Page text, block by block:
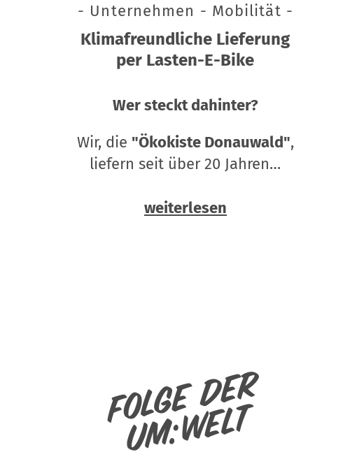
- Unternehmen - Mobilität -
Klimafreundliche Lieferung
per Lasten-E-Bike
Wer steckt dahinter?
Wir, die "Ökokiste Donauwald",
liefern seit über 20 Jahren…
weiterlesen
Folge der
um:welt